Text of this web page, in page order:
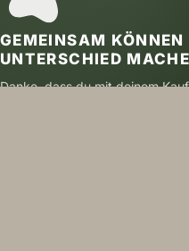
GEMEINSAM KÖNNEN
UNTERSCHIED
Danke, dass du mit deinem